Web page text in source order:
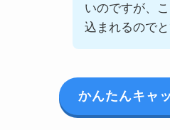
いのですが、
込まれるのでと
かんたんキャ